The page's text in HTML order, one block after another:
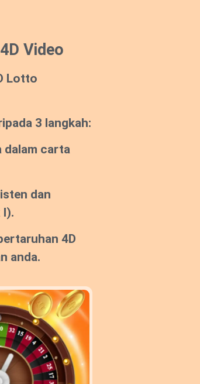
Video
Lotto
3 langkah:
dalam carta
dan
4D
anda.